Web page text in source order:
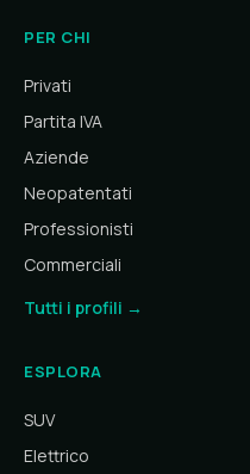
PER CHI
Privati
Partita IVA
Aziende
Neopatentati
Professionisti
Commerciali
Tutti i profili →
ESPLORA
SUV
Elettrico